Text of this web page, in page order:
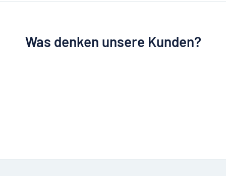
Was denken unsere Kunden?